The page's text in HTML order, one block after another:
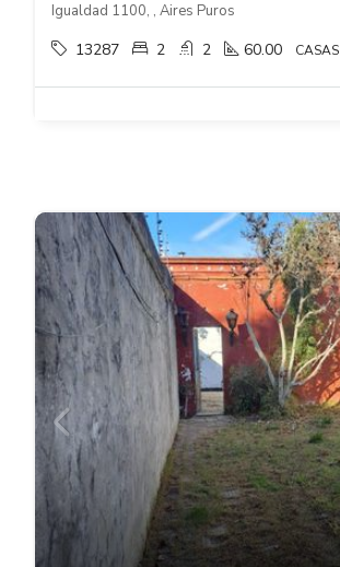
Igualdad 1100, , Aires Puros
13287 2 2 60.00 CASAS